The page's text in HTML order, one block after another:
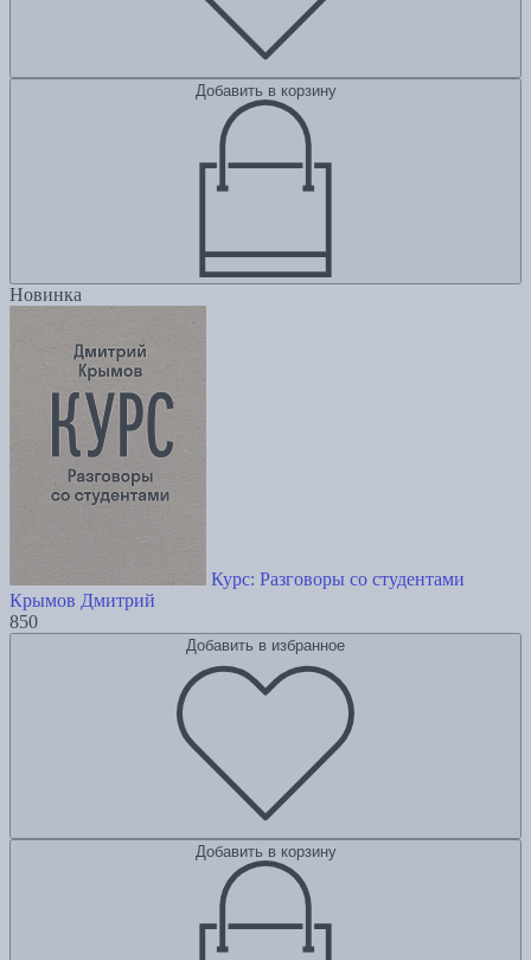
Добавить в корзину
Новинка
Курс: Разговоры со студентами
Крымов Дмитрий
850
Добавить в избранное
Добавить в корзину